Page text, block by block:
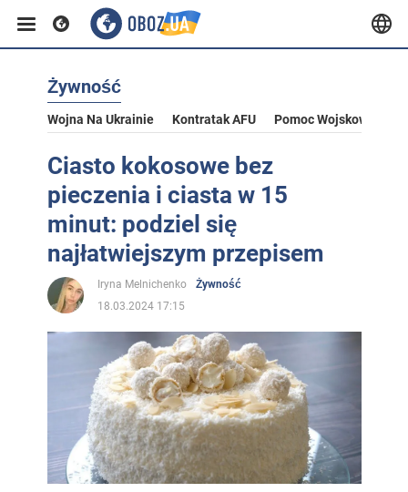
Żywność
Wojna Na Ukrainie Kontratak AFU Pomoc Wojskowa Dla
Ciasto kokosowe bez
pieczenia i ciasta w 15
minut: podziel się
najłatwiejszym przepisem
Iryna Melnichenko
Żywność
18.03.2024 17:15